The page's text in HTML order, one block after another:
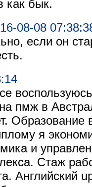
как бык.
08-08
если он
пмж в
Образование
я
и
Стаж
Английский